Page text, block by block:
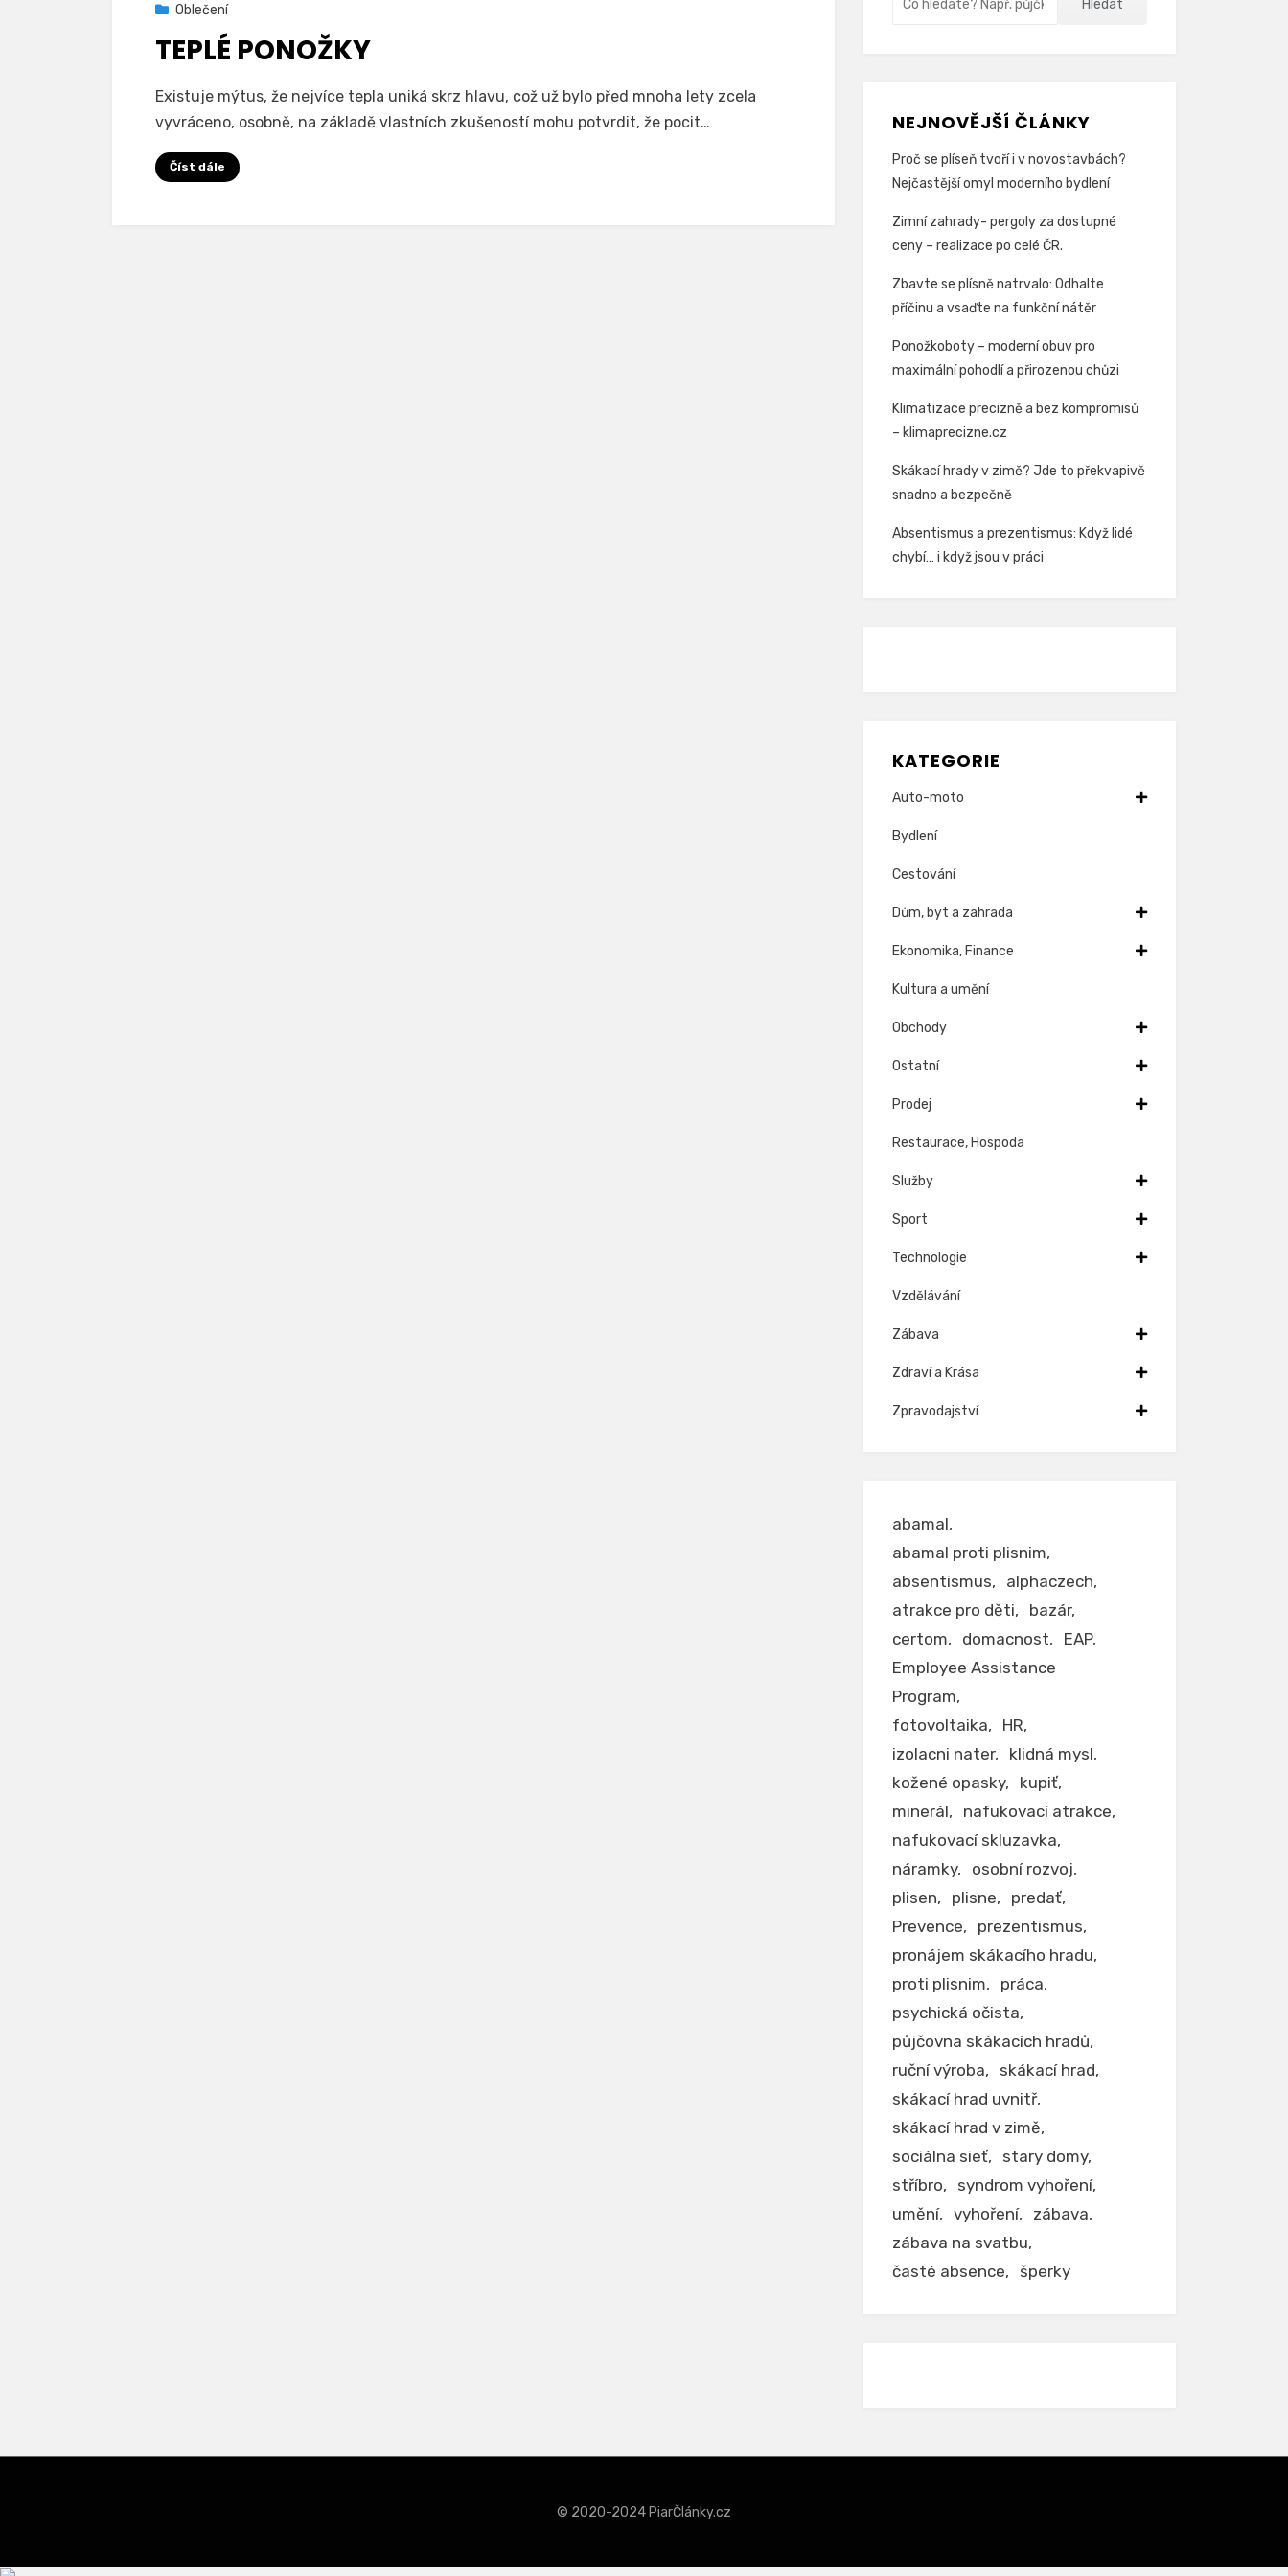
Zveřejněno
16. 8. 2021
Oblečení
TEPLÉ PONOŽKY
Autorfuskyzlasky
Existuje mýtus, že nejvíce tepla uniká skrz hlavu, což už bylo před mnoha lety zcela
vyvráceno, osobně, na základě vlastních zkušeností mohu potvrdit, že pocit…
Číst dále
Hledat
NEJNOVĚJŠÍ ČLÁNKY
Proč se plíseň tvoří i v novostavbách?
Nejčastější omyl moderního bydlení
Zimní zahrady- pergoly za dostupné
ceny – realizace po celé ČR.
Zbavte se plísně natrvalo: Odhalte
příčinu a vsaďte na funkční nátěr
Ponožkoboty – moderní obuv pro
maximální pohodlí a přirozenou chůzi
Klimatizace precizně a bez kompromisů
– klimaprecizne.cz
Skákací hrady v zimě? Jde to překvapivě
snadno a bezpečně
Absentismus a prezentismus: Když lidé
chybí… i když jsou v práci
KATEGORIE
Auto-moto
Bydlení
Cestování
Dům, byt a zahrada
Ekonomika, Finance
Kultura a umění
Obchody
Ostatní
Prodej
Restaurace, Hospoda
Služby
Sport
Technologie
Vzdělávání
Zábava
Zdraví a Krása
Zpravodajství
abamal
abamal proti plisnim
absentismus
alphaczech
atrakce pro děti
bazár
certom
domacnost
EAP
Employee Assistance
Program
fotovoltaika
HR
izolacni nater
klidná mysl
kožené opasky
kupiť
minerál
nafukovací atrakce
nafukovací skluzavka
náramky
osobní rozvoj
plisen
plisne
predať
Prevence
prezentismus
pronájem skákacího hradu
proti plisnim
práca
psychická očista
půjčovna skákacích hradů
ruční výroba
skákací hrad
skákací hrad uvnitř
skákací hrad v zimě
sociálna sieť
stary domy
stříbro
syndrom vyhoření
umění
vyhoření
zábava
zábava na svatbu
časté absence
šperky
© 2020-2024 PiarČlánky.cz